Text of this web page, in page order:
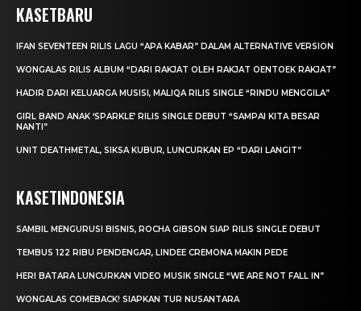
KASETBARU
IFAN SEVENTEEN RILIS LAGU “APA KABAR” DALAM ALTERNATIVE VERSION
WONGALAS RILIS ALBUM “DARI RAKJAT OLEH RAKJAT OENTOEK RAKJAT”
HADIR DARI KELUARGA MUSISI, MALIQA RILIS SINGLE “RINDU MENGGILA”
GIRL BAND ANAK ‘SPARKLE’ RILIS SINGLE DEBUT “SAMPAI KITA BESAR
NANTI”
UNIT DEATHMETAL, SIKSA KUBUR, LUNCURKAN EP “DARI LANGIT”
KASETINDONESIA
SAMBIL MENGURUSI BISNIS, ROCHA GIBSON SIAP RILIS SINGLE DEBUT
TEMBUS 122 RIBU PENDENGAR, LINDEE CREMONA MAKIN PEDE
HERI BATARA LUNCURKAN VIDEO MUSIK SINGLE “WE ARE NOT FALL IN”
WONGALAS COMEBACK! SIAPKAN TUR NUSANTARA